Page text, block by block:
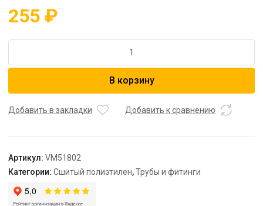
255 ₽
Муфта
НГ
16
х
3/4",
комбинированная,
В корзину
Добавить в закладки Добавить к сравнению
Артикул: VM51802
Категории: Сшитый полиэтилен,Трубы и фитинги